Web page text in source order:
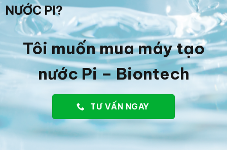
NƯỚC PI?
Tôi muốn mua máy tạo
nước Pi – Biontech
TƯ VẤN NGAY